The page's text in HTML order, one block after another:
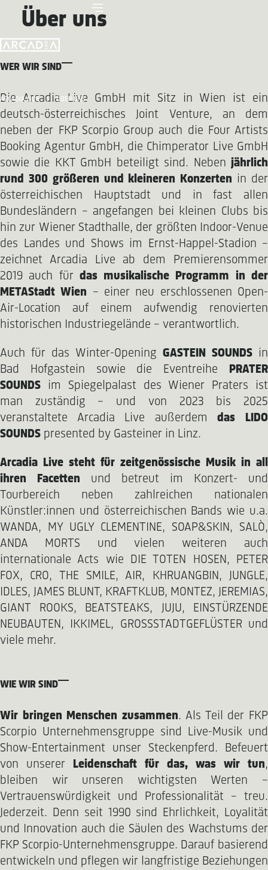
ARCADIA LIVE ÜBER UNS
Über uns
WER WIR SIND
Die Arcadia Live GmbH mit Sitz in Wien ist ein
deutsch-österreichisches Joint Venture, an dem
neben der FKP Scorpio Group auch die Four Artists
Booking Agentur GmbH, die Chimperator Live GmbH
sowie die KKT GmbH beteiligt sind. Neben jährlich
rund 300 größeren und kleineren Konzerten in der
österreichischen Hauptstadt und in fast allen
Bundesländern – angefangen bei kleinen Clubs bis
hin zur Wiener Stadthalle, der größten Indoor-Venue
des Landes und Shows im Ernst-Happel-Stadion –
zeichnet Arcadia Live ab dem Premierensommer
2019 auch für das musikalische Programm in der
METAStadt Wien – einer neu erschlossenen Open-
Air-Location auf einem aufwendig renovierten
historischen Industriegelände – verantwortlich.
Auch für das Winter-Opening GASTEIN SOUNDS in
Bad Hofgastein sowie die Eventreihe
PRATER
SOUNDS im Spiegelpalast des Wiener Praters ist
man zuständig – und von 2023 bis 2025
veranstaltete Arcadia Live außerdemdas LIDO
SOUNDS presented by Gasteiner in Linz.
Arcadia Live steht für zeitgenössische Musik in all
ihren Facetten und betreut im Konzert- und
Tourbereich neben zahlreichen nationalen
Künstler:innen und österreichischen Bands wie u.a.
WANDA, MY UGLY CLEMENTINE, SOAP&SKIN, SALÒ,
ANDA MORTS und vielen weiteren auch
internationale Acts wie DIE TOTEN HOSEN, PETER
FOX, CRO, THE SMILE, AIR, KHRUANGBIN, JUNGLE,
IDLES, JAMES BLUNT, KRAFTKLUB, MONTEZ, JEREMIAS,
GIANT ROOKS, BEATSTEAKS, JUJU, EINSTÜRZENDE
NEUBAUTEN, IKKIMEL, GROSSSTADTGEFLÜSTER und
viele mehr.
WIE WIR SIND
Wir bringen Menschen zusammen. Als Teil der FKP
Scorpio Unternehmensgruppe sind Live-Musik und
Show-Entertainment unser Steckenpferd. Befeuert
von unserer
Leidenschaft für das, was wir tun,
bleiben wir unseren wichtigsten Werten –
Vertrauenswürdigkeit und Professionalität – treu.
Jederzeit. Denn seit 1990 sind Ehrlichkeit, Loyalität
und Innovation auch die Säulen des Wachstums der
FKP Scorpio-Unternehmensgruppe. Darauf basierend
entwickeln und pflegen wir langfristige Beziehungen